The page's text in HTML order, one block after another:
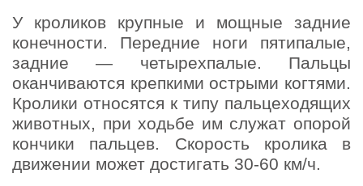
У кроликов крупные и мощные задние
конечности. Передние ноги пятипалые,
задние — четырехпалые. Пальцы
оканчиваются крепкими острыми когтями.
Кролики относятся к типу пальцеходящих
животных, при ходьбе им служат опорой
кончики пальцев. Скорость кролика в
движении может достигать 30-60 км/ч.